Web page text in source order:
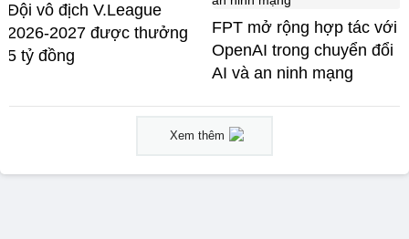
Đội vô địch V.League
2026-2027 được thưởng
5 tỷ đồng
FPT mở rộng hợp tác với
OpenAI trong chuyển đổi
AI và an ninh mạng
Xem thêm